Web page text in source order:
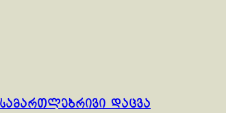
დაცვა